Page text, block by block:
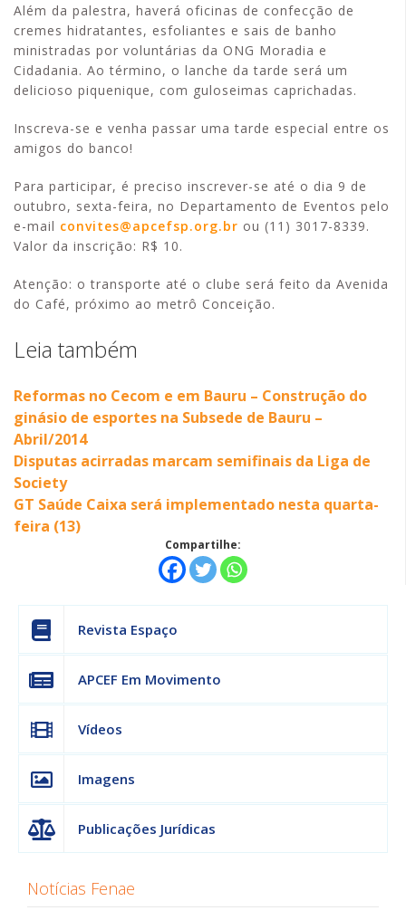
Além da palestra, haverá oficinas de confecção de
cremes hidratantes, esfoliantes e sais de banho
ministradas por voluntárias da ONG Moradia e
Cidadania. Ao término, o lanche da tarde será um
delicioso piquenique, com guloseimas caprichadas.
Inscreva-se e venha passar uma tarde especial entre os
amigos do banco!
Para participar, é preciso inscrever-se até o dia 9 de
outubro, sexta-feira, no Departamento de Eventos pelo
e-mail convites@apcefsp.org.br ou (11) 3017-8339.
Valor da inscrição: R$ 10.
Atenção: o transporte até o clube será feito da Avenida
do Café, próximo ao metrô Conceição.
Leia também
Reformas no Cecom e em Bauru – Construção do
ginásio de esportes na Subsede de Bauru –
Abril/2014
Disputas acirradas marcam semifinais da Liga de
Society
GT Saúde Caixa será implementado nesta quarta-
feira (13)
Compartilhe:
Revista Espaço
APCEF Em Movimento
Vídeos
Imagens
Publicações Jurídicas
Notícias Fenae